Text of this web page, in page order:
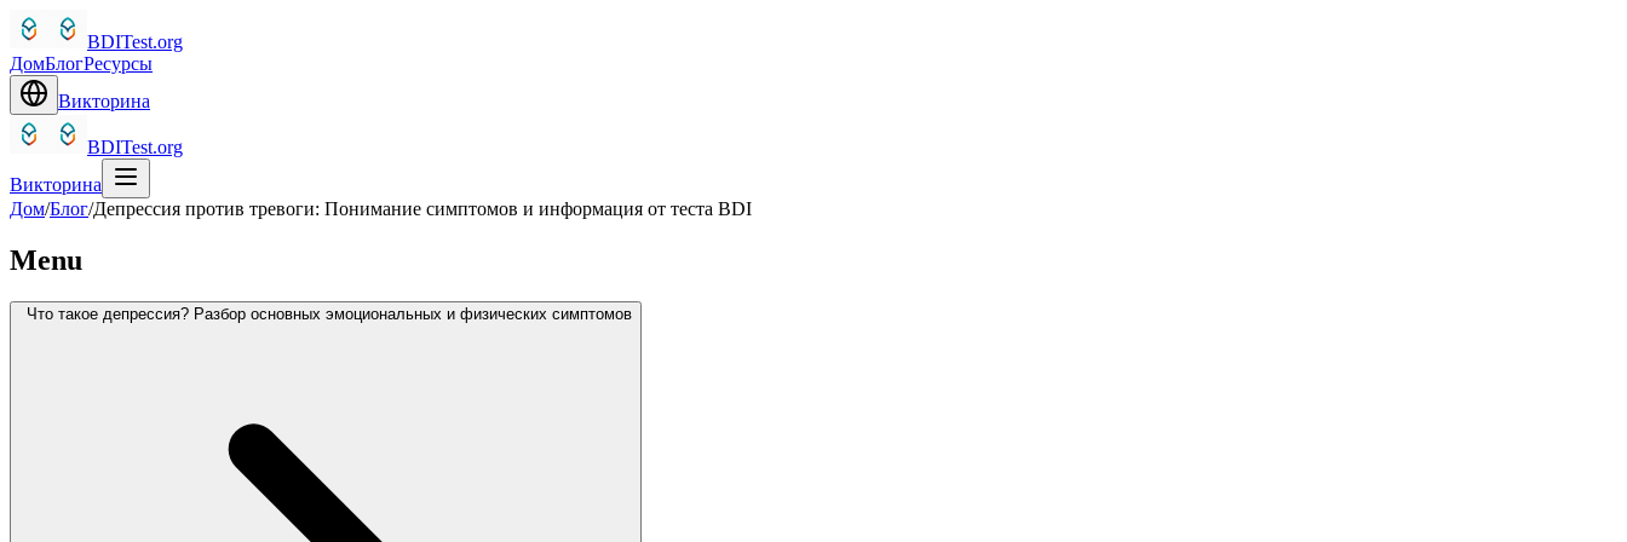
BDITest.org
ДомБлогРесурсы
Викторина
BDITest.org
Викторина
Дом/Блог/Депрессия против тревоги: Понимание симптомов и информация от теста BDI
Menu
Что такое депрессия? Разбор основных эмоциональных и физических симптомов